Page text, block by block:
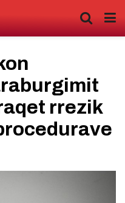
rrezik